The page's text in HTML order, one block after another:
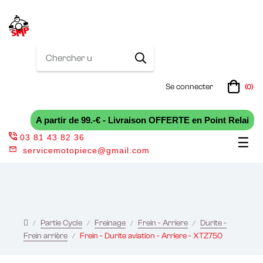
Se connecter (0)
A partir de 99.-€ - Livraison OFFERTE en Point Relai
☰
03 81 43 82 36
servicemotopiece@gmail.com
Partie Cycle Freinage Frein - Arriere
Durite -
Frein arrière
Frein - Durite aviation - Arriere - XTZ750